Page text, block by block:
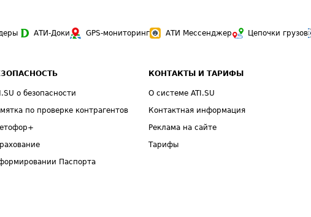
АТИ-Доки GPS-мониторинг АТИ Мессенджер Цепочки грузов
о безопасности
по проверке контрагентов
Паспорта
КОНТАКТЫ И ТАРИФЫ
О системе ATI.SU
Контактная информация
Реклама на сайте
Тарифы